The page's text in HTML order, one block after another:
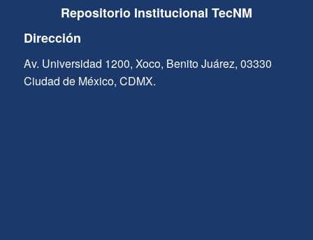
Repositorio Institucional TecNM
Dirección
Av. Universidad 1200, Xoco, Benito Juárez, 03330
Ciudad de México, CDMX.